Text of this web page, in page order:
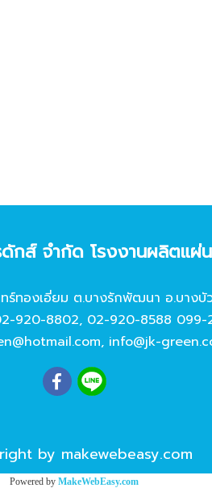
ดักส์ จํากัด โรงงานผลิตแผ่
ทองเอี่ยม ต.บางรักพัฒนา อ.บางบัว
920-8802, 02-920-8588 099-
, info@jk-
by makewebeasy.com
Powered by MakeWebEasy.com